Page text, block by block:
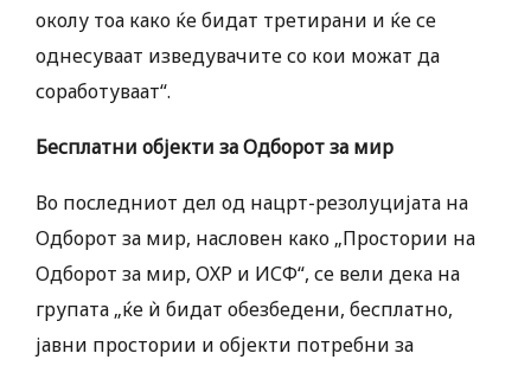
околу тоа како ќе бидат третирани и ќе се
однесуваат изведувачите со кои можат да
соработуваат“.
Бесплатни објекти за Одборот за мир
Во последниот дел од нацрт-резолуцијата на
Одборот за мир, насловен како „Простории на
Одборот за мир, ОХР и ИСФ“, се вели дека на
групата „ќе ѝ бидат обезбедени, бесплатно,
јавни простории и објекти потребни за